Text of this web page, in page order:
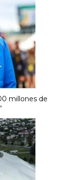
millones de